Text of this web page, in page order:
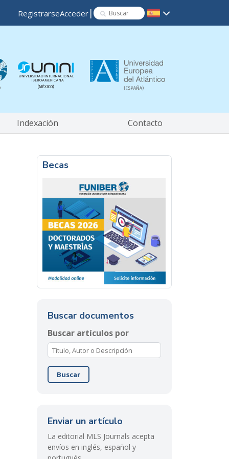
RegistrarseAcceder |
Indexación Contacto
Becas
Buscar documentos
Buscar artículos por
Buscar
Enviar un artículo
La editorial MLS Journals acepta
envíos en inglés, español y